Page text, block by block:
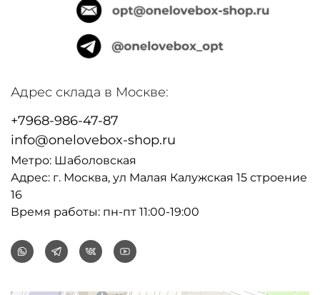
Адрес склада в Москве:
+7968-986-47-87
info@onelovebox-shop.ru
Метро: Шаболовская
Адрес: г. Москва, ул Малая Калужская 15 строение
16
Время работы: пн-пт 11:00-19:00